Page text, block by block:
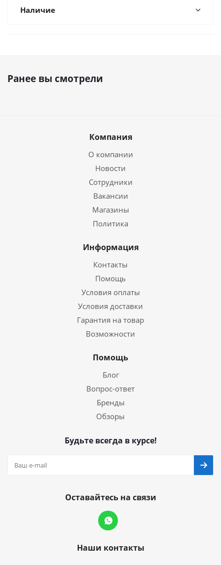
Наличие
Ранее вы смотрели
Компания
О компании
Новости
Сотрудники
Вакансии
Магазины
Политика
Информация
Контакты
Помощь
Условия оплаты
Условия доставки
Гарантия на товар
Возможности
Помощь
Блог
Вопрос-ответ
Бренды
Обзоры
Будьте всегда в курсе!
Оставайтесь на связи
Наши контакты